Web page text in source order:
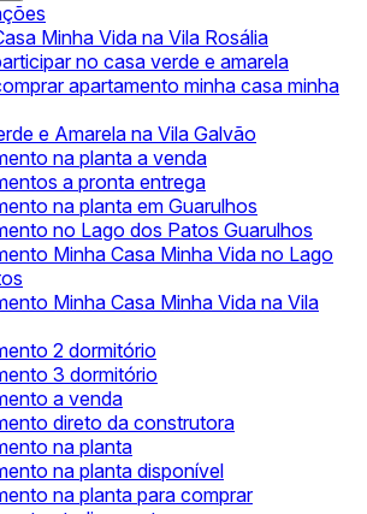
Minha Vida na Vila Rosália
no casa verde e amarela
apartamento minha casa minha
e Amarela na Vila Galvão
na planta a venda
a pronta entrega
na planta em Guarulhos
no Lago dos Patos Guarulhos
Minha Casa Minha Vida no Lago
Minha Casa Minha Vida na Vila
2 dormitório
3 dormitório
a venda
direto da construtora
na planta
na planta disponível
na planta para comprar